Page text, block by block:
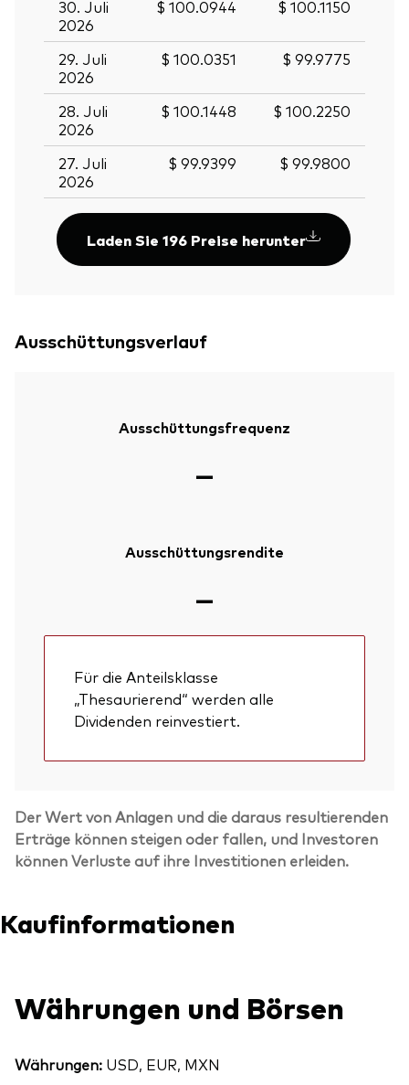
Zurück
30. Juli
2026
$ 100.0944 $ 100.1150
29. Juli
2026
$ 100.0351 $ 99.9775
28. Juli
2026
$ 100.1448 $ 100.2250
27. Juli
2026
$ 99.9399 $ 99.9800
Laden Sie 196 Preise herunter
Ausschüttungsverlauf
Ausschüttungsfrequenz
—
Ausschüttungsrendite
—
Für die Anteilsklasse
„Thesaurierend“ werden alle
Dividenden reinvestiert.
Der Wert von Anlagen und die daraus resultierenden
Erträge können steigen oder fallen, und Investoren
können Verluste auf ihre Investitionen erleiden.
Kaufinformationen
Währungen und Börsen
Währungen: USD, EUR, MXN